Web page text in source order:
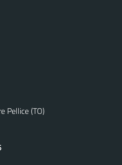
Pellice (TO)